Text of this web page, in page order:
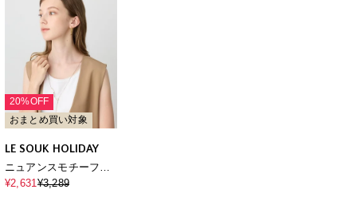
20%OFF
おまとめ買い対象
LE SOUK HOLIDAY
ニュアンスモチーフラ
リエット風ネックレス
¥2,631¥3,289